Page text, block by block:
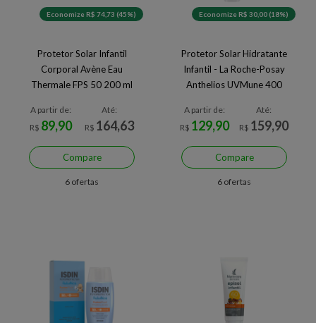
Economize R$ 74,73 (45%)
Protetor Solar Infantil
Corporal Avène Eau
Thermale FPS 50 200 ml
A partir de:
R$ 89,90
Até:
R$ 164,63
Compare
6 ofertas
Economize R$ 30,00 (18%)
Protetor Solar Hidratante
Infantil - La Roche-Posay
Anthelios UVMune 400
75ml
A partir de:
R$ 129,90
Até:
R$ 159,90
Compare
6 ofertas